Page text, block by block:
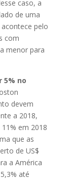
caso, a
de uma
pelo
com
menor para
5% no
devem
a 2018,
em 2018
que as
de US$
a América
até